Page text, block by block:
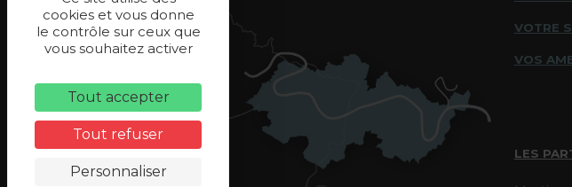
VOTRE
VOS
LES
cookies et vous donne
le contrôle sur ceux que
vous souhaitez activer
Tout accepter
Tout refuser
Personnaliser